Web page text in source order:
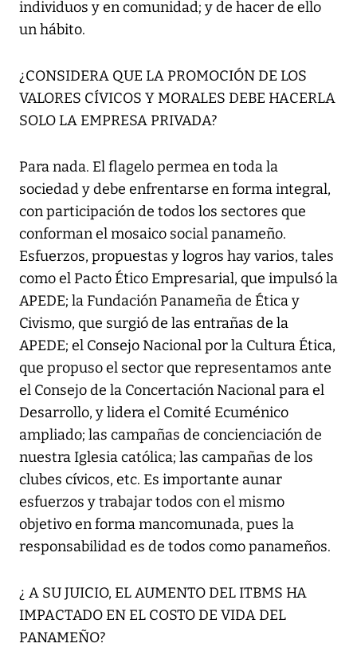
individuos y en comunidad; y de hacer de ello
un hábito.
¿CONSIDERA QUE LA PROMOCIÓN DE LOS
VALORES CÍVICOS Y MORALES DEBE HACERLA
SOLO LA EMPRESA PRIVADA?
Para nada. El flagelo permea en toda la
sociedad y debe enfrentarse en forma integral,
con participación de todos los sectores que
conforman el mosaico social panameño.
Esfuerzos, propuestas y logros hay varios, tales
como el Pacto Ético Empresarial, que impulsó la
APEDE; la Fundación Panameña de Ética y
Civismo, que surgió de las entrañas de la
APEDE; el Consejo Nacional por la Cultura Ética,
que propuso el sector que representamos ante
el Consejo de la Concertación Nacional para el
Desarrollo, y lidera el Comité Ecuménico
ampliado; las campañas de concienciación de
nuestra Iglesia católica; las campañas de los
clubes cívicos, etc. Es importante aunar
esfuerzos y trabajar todos con el mismo
objetivo en forma mancomunada, pues la
responsabilidad es de todos como panameños.
¿ A SU JUICIO, EL AUMENTO DEL ITBMS HA
IMPACTADO EN EL COSTO DE VIDA DEL
PANAMEÑO?